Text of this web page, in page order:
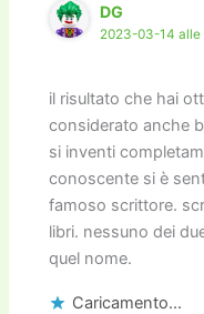
DG
2023-03-14 alle
il risultato che hai
considerato anche
si inventi
conoscente si è
famoso scrittore.
libri. nessuno dei
quel nome.
Caricamento...